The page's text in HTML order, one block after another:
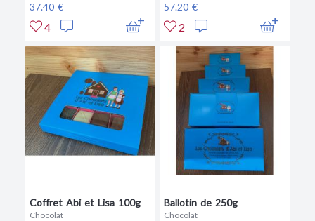
37.40 €
4
57.20 €
2
Coffret Abi et Lisa 100g
Chocolat
Ballotin de 250g
Chocolat